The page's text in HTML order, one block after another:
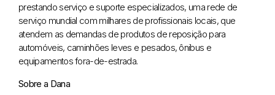
prestando serviço e suporte especializados, uma rede de
serviço mundial com milhares de profissionais locais, que
atendem as demandas de produtos de reposição para
automóveis, caminhões leves e pesados, ônibus e
equipamentos fora-de-estrada.
Sobre a Dana